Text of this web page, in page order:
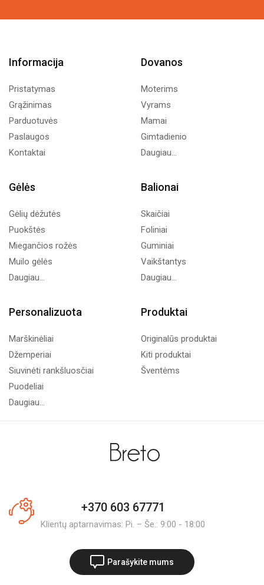
Informacija
Pristatymas
Grąžinimas
Parduotuvės
Paslaugos
Kontaktai
Dovanos
Moterims
Vyrams
Mamai
Gimtadienio
Daugiau...
Gėlės
Gėlių dėžutės
Puokštės
Miegančios rožės
Muilo gėlės
Daugiau...
Balionai
Skaičiai
Foliniai
Guminiai
Vaikštantys
Daugiau...
Personalizuota
Marškinėliai
Džemperiai
Siuvinėti rankšluosčiai
Puodeliai
Daugiau...
Produktai
Originalūs produktai
Kiti produktai
Šventėms
+370 603 67771
Klientų aptarnavimas: Pi. – Še.: 9:00 - 18:00
Parašykite mums